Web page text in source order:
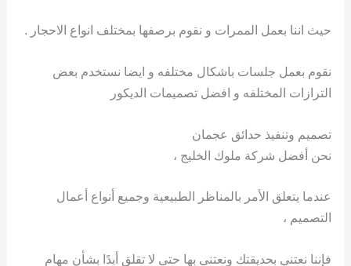
حيث اننا بعمل الممرات و نقوم برصفها بمختلف انواع الاحجار .
نقوم بعمل جلسات باشكال مختلفه و ايضا نستخدم بعض
الترازات المختلفه و افضل تصميمات الديكور
تصميم وتنفيذ حدائق عجمان
نحن أفضل شركة ملوك الخليج ،
عندما يتعلق الأمر بالمناظر الطبيعية وجميع أنواع أعمال
التصميم ،
فإننا نعتني بحديقتك ونعتني بها حتى لا تقلق أبدًا بشأن مهام